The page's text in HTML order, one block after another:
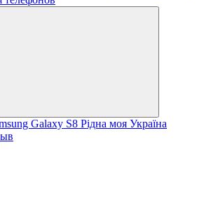
Galaxy S8 Рідна моя Україна